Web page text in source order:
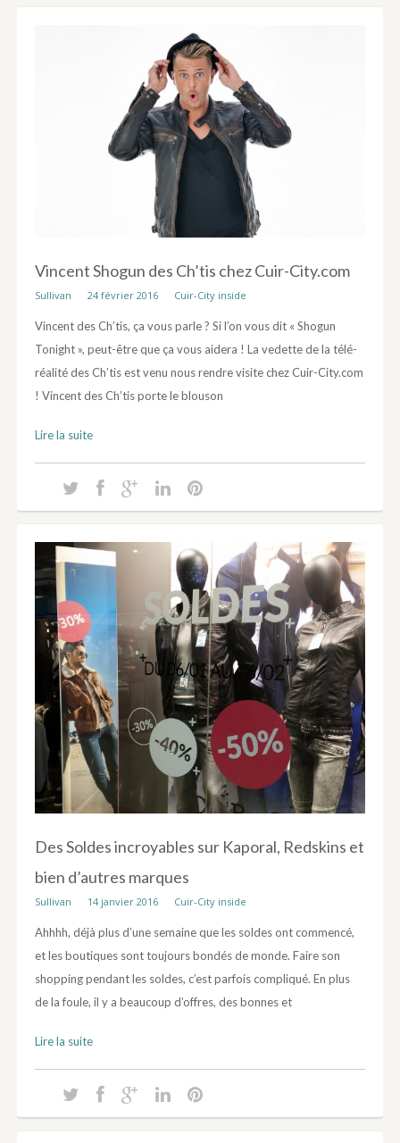
Vincent Shogun des Ch’tis chez Cuir-City.com
Sullivan 24 février 2016 Cuir-City inside
Vincent des Ch’tis, ça vous parle ? Si l’on vous dit « Shogun
Tonight », peut-être que ça vous aidera ! La vedette de la télé-
réalité des Ch’tis est venu nous rendre visite chez Cuir-City.com
! Vincent des Ch’tis porte le blouson
Lire la suite
Des Soldes incroyables sur Kaporal, Redskins et
bien d’autres marques
Sullivan 14 janvier 2016 Cuir-City inside
Ahhhh, déjà plus d’une semaine que les soldes ont commencé,
et les boutiques sont toujours bondés de monde. Faire son
shopping pendant les soldes, c’est parfois compliqué. En plus
de la foule, il y a beaucoup d’offres, des bonnes et
Lire la suite